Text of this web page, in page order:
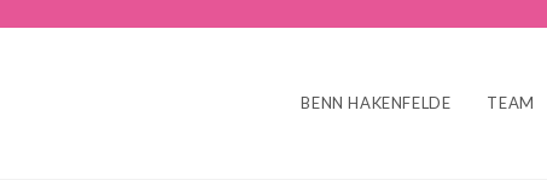
BENN HAKENFELDE TEAM